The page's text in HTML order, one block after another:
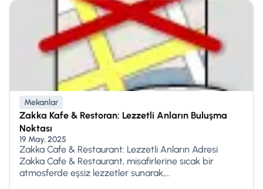
Mekanlar
Zakka Kafe & Restoran: Lezzetli Anların Buluşma
Noktası
19 May, 2025
Zakka Cafe & Restaurant: Lezzetli Anların Adresi
Zakka Cafe & Restaurant, misafirlerine sıcak bir
atmosferde eşsiz lezzetler sunarak,...